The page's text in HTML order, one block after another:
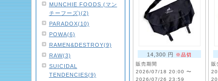
MUNCHIE FOODS (マン
チーフーズ)(2)
PARADOX(10)
POWA(6)
RAMEN&DESTROY(9)
RAW(3)
SUICIDAL
TENDENCIES(9)
14,300 円
※品切
販売期間
2026/07/18 20:00 〜
2026/07/26 23:59
販